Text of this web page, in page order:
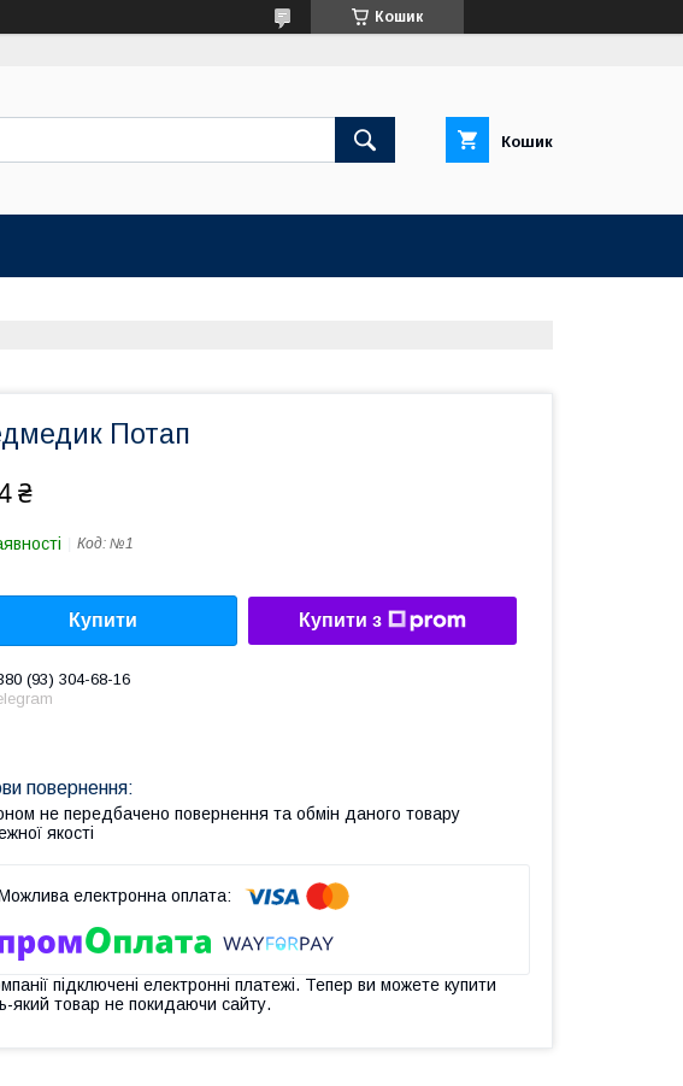
Кошик
Кошик
Потап
₴
Код: №1
Купити Купити з
(93) 304-68-16
не передбачено повернення та обмін даного товару
якості
підключені електронні платежі. Тепер ви можете купити
який товар не покидаючи сайту.